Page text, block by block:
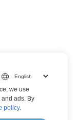
we use
ads. By
policy.